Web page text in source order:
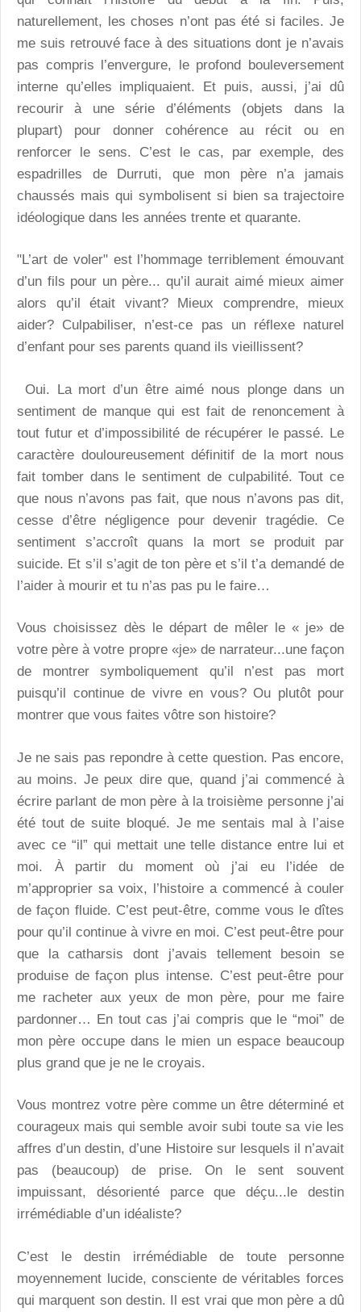
naturellement, les choses n’ont pas été si faciles. Je
me suis retrouvé face à des situations dont je n’avais
pas compris l’envergure, le profond bouleversement
interne qu’elles impliquaient. Et puis, aussi, j’ai dû
recourir à une série d’éléments (objets dans la
plupart) pour donner cohérence au récit ou en
renforcer le sens. C’est le cas, par exemple, des
espadrilles de Durruti, que mon père n’a jamais
chaussés mais qui symbolisent si bien sa trajectoire
idéologique dans les années trente et quarante.
"L’art de voler" est l’hommage terriblement émouvant
d’un fils pour un père... qu’il aurait aimé mieux aimer
alors qu’il était vivant? Mieux comprendre, mieux
aider? Culpabiliser, n’est-ce pas un réflexe naturel
d’enfant pour ses parents quand ils vieillissent?
Oui. La mort d’un être aimé nous plonge dans un
sentiment de manque qui est fait de renoncement à
tout futur et d’impossibilité de récupérer le passé. Le
caractère douloureusement définitif de la mort nous
fait tomber dans le sentiment de culpabilité. Tout ce
que nous n’avons pas fait, que nous n’avons pas dit,
cesse d’être négligence pour devenir tragédie. Ce
sentiment s’accroît quans la mort se produit par
suicide. Et s’il s’agit de ton père et s’il t’a demandé de
l’aider à mourir et tu n’as pas pu le faire…
Vous choisissez dès le départ de mêler le « je» de
votre père à votre propre «je» de narrateur...une façon
de montrer symboliquement qu’il n’est pas mort
puisqu’il continue de vivre en vous? Ou plutôt pour
montrer que vous faites vôtre son histoire?
Je ne sais pas repondre à cette question. Pas encore,
au moins. Je peux dire que, quand j’ai commencé à
écrire parlant de mon père à la troisième personne j’ai
été tout de suite bloqué. Je me sentais mal à l’aise
avec ce “il” qui mettait une telle distance entre lui et
moi. À partir du moment où j’ai eu l’idée de
m’approprier sa voix, l’histoire a commencé à couler
de façon fluide. C’est peut-être, comme vous le dîtes
pour qu’il continue à vivre en moi. C’est peut-être pour
que la catharsis dont j’avais tellement besoin se
produise de façon plus intense. C’est peut-être pour
me racheter aux yeux de mon père, pour me faire
pardonner… En tout cas j’ai compris que le “moi” de
mon père occupe dans le mien un espace beaucoup
plus grand que je ne le croyais.
Vous montrez votre père comme un être déterminé et
courageux mais qui semble avoir subi toute sa vie les
affres d’un destin, d’une Histoire sur lesquels il n’avait
pas (beaucoup) de prise. On le sent souvent
impuissant, désorienté parce que déçu...le destin
irrémédiable d’un idéaliste?
C’est le destin irrémédiable de toute personne
moyennement lucide, consciente de véritables forces
qui marquent son destin. Il est vrai que mon père a dû